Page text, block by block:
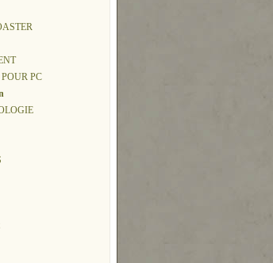
PC